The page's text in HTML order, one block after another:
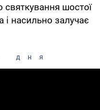
святкування шостої
і насильно залучає
дня